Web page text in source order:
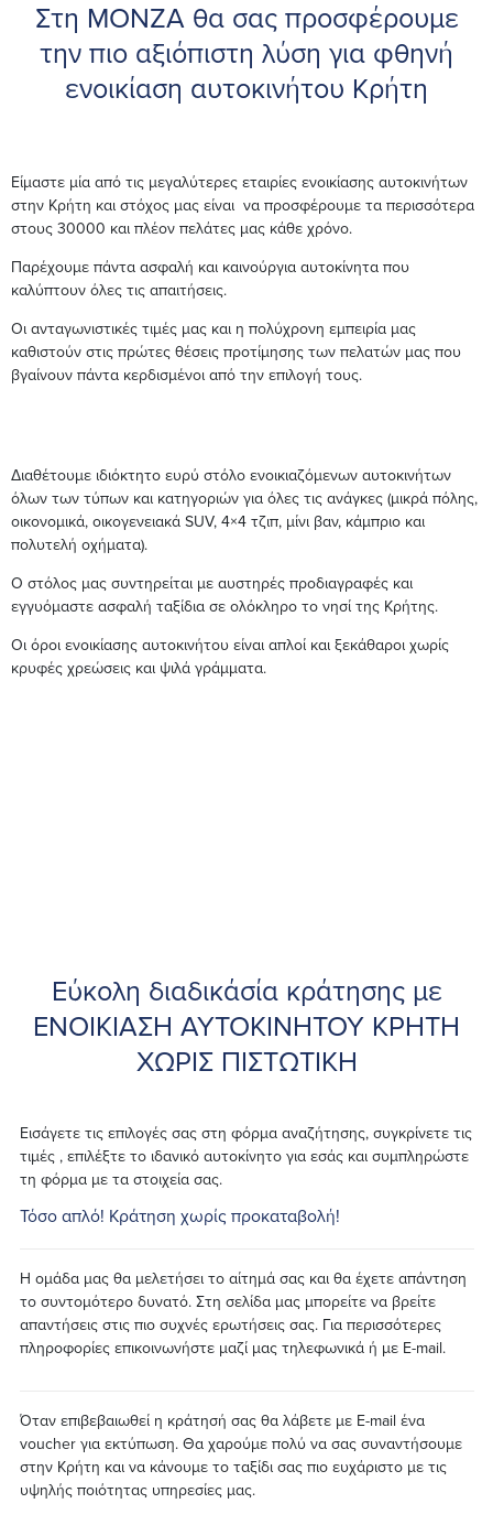
Στη ΜΟΝΖΑ θα σας προσφέρουμε
την πιο αξιόπιστη λύση για φθηνή
ενοικίαση αυτοκινήτου Κρήτη
Είμαστε μία από τις μεγαλύτερες εταιρίες ενοικίασης αυτοκινήτων
στην Κρήτη και στόχος μας είναι να προσφέρουμε τα περισσότερα
στους 30000 και πλέον πελάτες μας κάθε χρόνο.
Παρέχουμε πάντα ασφαλή και καινούργια αυτοκίνητα που
καλύπτουν όλες τις απαιτήσεις.
Οι ανταγωνιστικές τιμές μας και η πολύχρονη εμπειρία μας
καθιστούν στις πρώτες θέσεις προτίμησης των πελατών μας που
βγαίνουν πάντα κερδισμένοι από την επιλογή τους.
Διαθέτουμε ιδιόκτητο ευρύ στόλο ενοικιαζόμενων αυτοκινήτων
όλων των τύπων και κατηγοριών για όλες τις ανάγκες (μικρά πόλης,
οικονομικά, οικογενειακά SUV, 4×4 τζιπ, μίνι βαν, κάμπριο και
πολυτελή οχήματα).
Ο στόλος μας συντηρείται με αυστηρές προδιαγραφές και
εγγυόμαστε ασφαλή ταξίδια σε ολόκληρο το νησί της Κρήτης.
Οι όροι ενοικίασης αυτοκινήτου είναι απλοί και ξεκάθαροι χωρίς
κρυφές χρεώσεις και ψιλά γράμματα.
Εύκολη διαδικάσία κράτησης με
ΕΝΟΙΚΙΑΣΗ ΑΥΤΟΚΙΝΗΤΟΥ ΚΡΗΤΗ
ΧΩΡΙΣ ΠΙΣΤΩΤΙΚΗ
Εισάγετε τις επιλογές σας στη φόρμα αναζήτησης, συγκρίνετε τις
τιμές , επιλέξτε το ιδανικό αυτοκίνητο για εσάς και συμπληρώστε
τη φόρμα με τα στοιχεία σας.
Τόσο απλό! Κράτηση χωρίς προκαταβολή!
Η ομάδα μας θα μελετήσει το αίτημά σας και θα έχετε απάντηση
το συντομότερο δυνατό. Στη σελίδα μας μπορείτε να βρείτε
απαντήσεις στις πιο συχνές ερωτήσεις σας. Για περισσότερες
πληροφορίες επικοινωνήστε μαζί μας τηλεφωνικά ή με E-mail.
Όταν επιβεβαιωθεί η κράτησή σας θα λάβετε με E-mail ένα
voucher για εκτύπωση. Θα χαρούμε πολύ να σας συναντήσουμε
στην Κρήτη και να κάνουμε το ταξίδι σας πιο ευχάριστο με τις
υψηλής ποιότητας υπηρεσίες μας.